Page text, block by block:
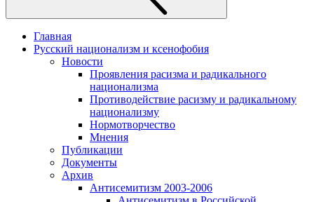
Главная
Русский национализм и ксенофобия
Новости
Проявления расизма и радикального
национализма
Противодействие расизму и радикальному
национализму
Нормотворчество
Мнения
Публикации
Документы
Архив
Антисемитизм 2003-2006